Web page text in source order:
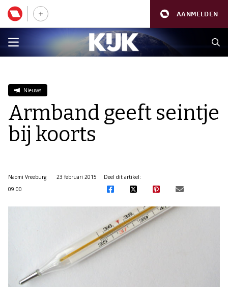
AANMELDEN
Nieuws
Armband geeft seintje
bij koorts
Naomi Vreeburg
23 februari 2015
09:00
Deel dit artikel: